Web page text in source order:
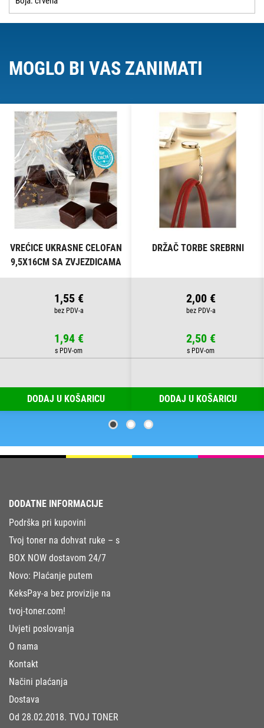
MOGLO BI VAS ZANIMATI
VREĆICE UKRASNE CELOFAN
9,5X16CM SA ZVJEZDICAMA
PK10 HEYDA 20-30892 50
1,55 €
1,94 €
DODAJ U KOŠARICU
DRŽAČ TORBE SREBRNI
2,00 €
2,50 €
DODAJ U KOŠARICU
DODATNE INFORMACIJE
Podrška pri kupovini
Tvoj toner na dohvat ruke – s
BOX NOW dostavom 24/7
Novo: Plaćanje putem
KeksPay-a bez provizije na
tvoj-toner.com!
Uvjeti poslovanja
O nama
Kontakt
Načini plaćanja
Dostava
Od 28.02.2018. TVOJ TONER